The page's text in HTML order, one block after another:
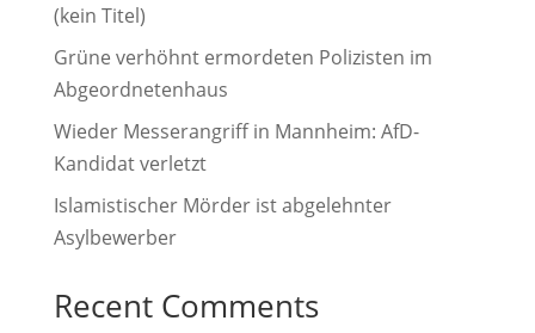
e
:
(kein Titel)
Grüne verhöhnt ermordeten Polizisten im
Abgeordnetenhaus
Wieder Messerangriff in Mannheim: AfD-
Kandidat verletzt
Islamistischer Mörder ist abgelehnter
Asylbewerber
Recent Comments